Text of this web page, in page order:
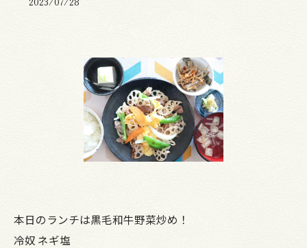
本日のランチは黒毛和牛野菜炒め！
冷奴 ネギ塩